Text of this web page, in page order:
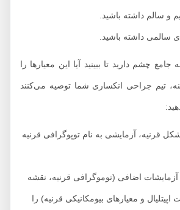
داشته باشید.
داشته باشید.
چشم دارید تا ببینید آیا این معیارها را
تیم جراحی انکساری شما توصیه می‌کنند
آزمایشی به نام توپوگرافی قرنیه
اضافی (توموگرافی قرنیه، نقشه
و معیارهای بیومکانیکی قرنیه) را